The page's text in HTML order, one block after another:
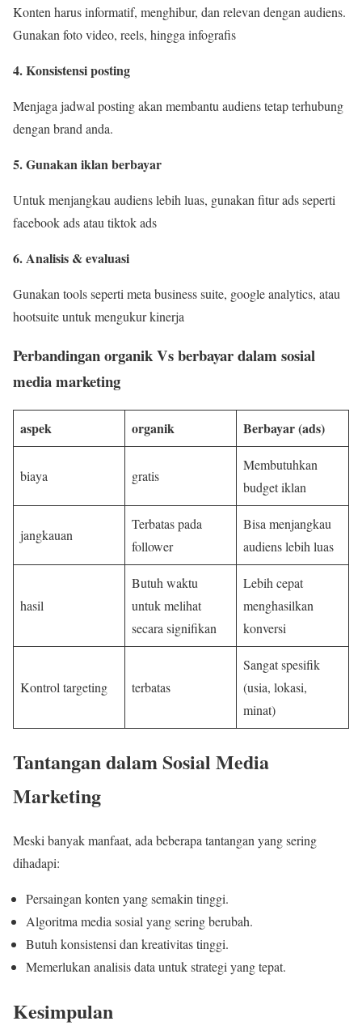
Konten harus informatif, menghibur, dan relevan dengan audiens.
Gunakan foto video, reels, hingga infografis
4. Konsistensi posting
Menjaga jadwal posting akan membantu audiens tetap terhubung
dengan brand anda.
5. Gunakan iklan berbayar
Untuk menjangkau audiens lebih luas, gunakan fitur ads seperti
facebook ads atau tiktok ads
6. Analisis & evaluasi
Gunakan tools seperti meta business suite, google analytics, atau
hootsuite untuk mengukur kinerja
Perbandingan organik Vs berbayar dalam sosial
media marketing
aspek organik Berbayar (ads)
biaya gratis
Membutuhkan
budget iklan
jangkauan
Terbatas pada
follower
Bisa menjangkau
audiens lebih luas
hasil
Butuh waktu
untuk melihat
secara signifikan
Lebih cepat
menghasilkan
konversi
Kontrol targeting terbatas
Sangat spesifik
(usia, lokasi,
minat)
Tantangan dalam Sosial Media
Marketing
Meski banyak manfaat, ada beberapa tantangan yang sering
dihadapi:
Persaingan konten yang semakin tinggi.
Algoritma media sosial yang sering berubah.
Butuh konsistensi dan kreativitas tinggi.
Memerlukan analisis data untuk strategi yang tepat.
Kesimpulan